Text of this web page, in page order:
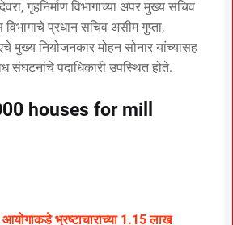
गृहनिर्माण विभागाच्या अपर मुख्य सचिव
प्रधान सचिव असीम गुप्ता,
मुख्य नियोजनकार मोहन सोनार यांच्यासह
संघटनांचे पदाधिकारी उपस्थित होते.
houses for mill
भ्रष्टाचाराच्या 1.15 लाख